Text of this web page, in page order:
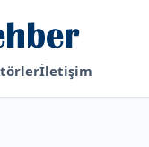
İletişim